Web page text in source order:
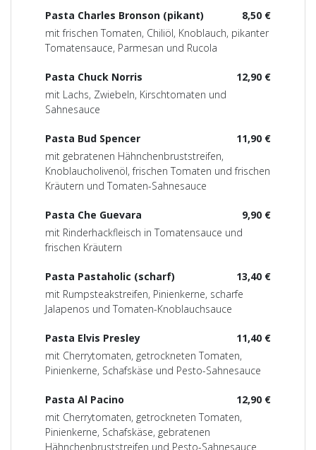
8,50 €
Pasta Charles Bronson (pikant)
mit frischen Tomaten, Chiliöl, Knoblauch, pikanter
Tomatensauce, Parmesan und Rucola
12,90 €
Pasta Chuck Norris
mit Lachs, Zwiebeln, Kirschtomaten und
Sahnesauce
11,90 €
Pasta Bud Spencer
mit gebratenen Hähnchenbruststreifen,
Knoblaucholivenöl, frischen Tomaten und frischen
Kräutern und Tomaten-Sahnesauce
9,90 €
Pasta Che Guevara
mit Rinderhackfleisch in Tomatensauce und
frischen Kräutern
13,40 €
Pasta Pastaholic (scharf)
mit Rumpsteakstreifen, Pinienkerne, scharfe
Jalapenos und Tomaten-Knoblauchsauce
11,40 €
Pasta Elvis Presley
mit Cherrytomaten, getrockneten Tomaten,
Pinienkerne, Schafskäse und Pesto-Sahnesauce
12,90 €
Pasta Al Pacino
mit Cherrytomaten, getrockneten Tomaten,
Pinienkerne, Schafskäse, gebratenen
Hähnchenbruststreifen und Pesto-Sahnesauce